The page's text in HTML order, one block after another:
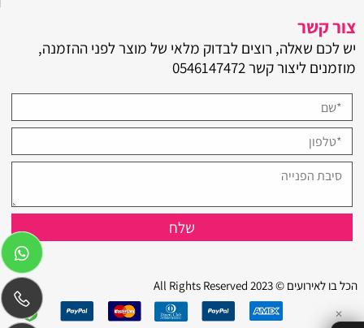
צור קשר
יש לכם שאלה, רוצים לבדוק מלאי של מוצר לפני ההזמנה,
מוזמנים ליצור קשר0546147472
הכל בו לאירועים © 2023 All Rights Reserved
✕